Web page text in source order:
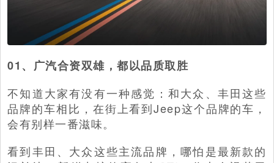
01、广汽合资双雄，都以品质取胜
不知道大家有没有一种感觉：和大众、丰田这些
品牌的车相比，在街上看到Jeep这个品牌的车，
会有别样一番滋味。
看到丰田、大众这些主流品牌，哪怕是最新款的